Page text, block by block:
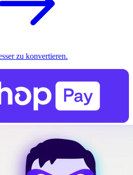
zu konvertieren.